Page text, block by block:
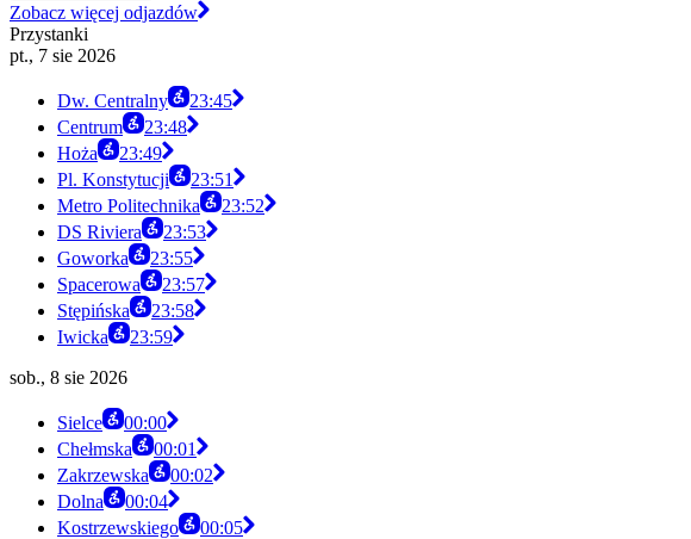
Zobacz więcej odjazdów
Przystanki
pt., 7 sie 2026
Dw. Centralny
23:45
Centrum
23:48
Hoża
23:49
Pl. Konstytucji
23:51
Metro Politechnika
23:52
DS Riviera
23:53
Goworka
23:55
Spacerowa
23:57
Stępińska
23:58
Iwicka
23:59
sob., 8 sie 2026
Sielce
00:00
Chełmska
00:01
Zakrzewska
00:02
Dolna
00:04
Kostrzewskiego
00:05